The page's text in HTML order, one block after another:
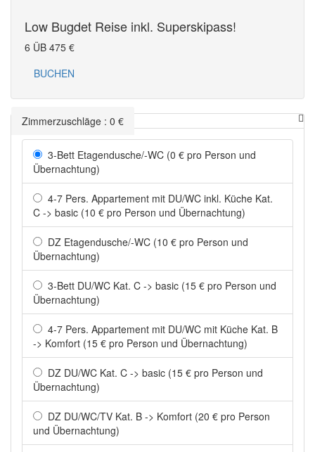
Low Bugdet Reise inkl. Superskipass!
6 ÜB 475 €
BUCHEN
Zimmerzuschläge : 0 €
3-Bett Etagendusche/-WC (0 € pro Person und
Übernachtung)
4-7 Pers. Appartement mit DU/WC inkl. Küche Kat.
C -> basic (10 € pro Person und Übernachtung)
DZ Etagendusche/-WC (10 € pro Person und
Übernachtung)
3-Bett DU/WC Kat. C -> basic (15 € pro Person und
Übernachtung)
4-7 Pers. Appartement mit DU/WC mit Küche Kat. B
-> Komfort (15 € pro Person und Übernachtung)
DZ DU/WC Kat. C -> basic (15 € pro Person und
Übernachtung)
DZ DU/WC/TV Kat. B -> Komfort (20 € pro Person
und Übernachtung)